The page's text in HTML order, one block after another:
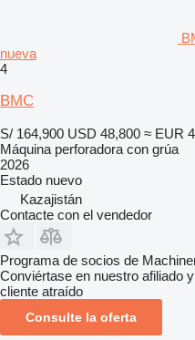
nueva
4
BMC
S/ 164,900 USD 48,800 ≈ EUR
Máquina perforadora con grúa
2026
Estado nuevo
Kazajistán
Contacte con el vendedor
Programa de socios de
Conviértase en nuestro afiliado
cliente atraído
Consulte la oferta